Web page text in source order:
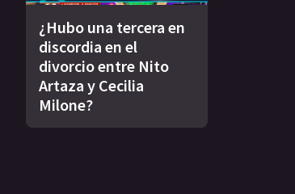
¿Hubo una tercera en
discordia en el
divorcio entre Nito
Artaza y Cecilia
Milone?